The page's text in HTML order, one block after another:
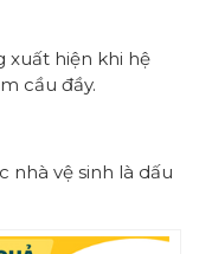
xuất hiện khi hệ
cầu đầy.
nhà vệ sinh là dấu